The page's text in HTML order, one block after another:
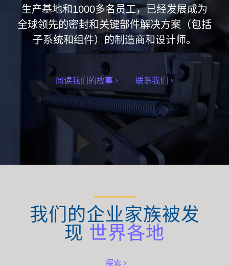
生产基地和1000多名员工，已经发展成为
全球领先的密封和关键部件解决方案（包括
子系统和组件）的制造商和设计师。
阅读我们的故事 联系我们
我们的企业家族被发
现 世界各地
探索